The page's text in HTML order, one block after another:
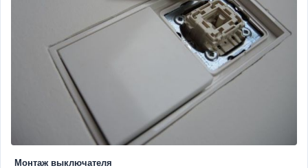
Монтаж выключателя